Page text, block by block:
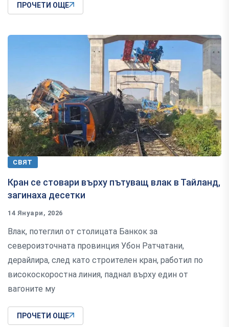
ПРОЧЕТИ ОЩЕ
СВЯТ
Кран се стовари върху пътуващ влак в Тайланд,
загинаха десетки
14 Януари, 2026
Влак, потеглил от столицата Банкок за
североизточната провинция Убон Ратчатани,
дерайлира, след като строителен кран, работил по
високоскоростна линия, паднал върху един от
вагоните му
ПРОЧЕТИ ОЩЕ